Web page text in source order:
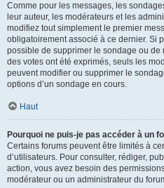
Comme pour les messages, les
leur auteur, les modérateurs et les
modifiez tout simplement le premier
obligatoirement associé à ce dernier. Si
possible de supprimer le sondage ou de
des votes ont été exprimés, seuls les
peuvent modifier ou supprimer le
options d’un sondage en cours.
Haut
Pourquoi ne puis-je pas accéder à un
Certains forums peuvent être limités à
d’utilisateurs. Pour consulter, rédiger,
action, vous avez besoin des
modérateur ou un administrateur du